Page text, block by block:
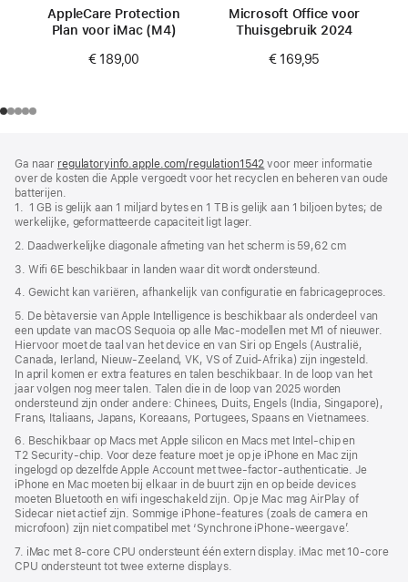
AppleCare Protection
Plan voor iMac (M4)
€ 189,00
Microsoft Office voor
Thuisgebruik 2024
€ 169,95
Ga naar regulatoryinfo.apple.com/regulation1542 (wordt
in
venster
voor meer informatie
over de kosten die Apple vergoedt voor het recyclen en beheren van oude
batterijen.
1. 1 GB is gelijk aan 1 miljard bytes en 1 TB is gelijk aan 1 biljoen bytes; de
werkelijke, geformatteerde capaciteit ligt lager.
2. Daadwerkelijke diagonale afmeting van het scherm is 59,62 cm
3. Wifi 6E beschikbaar in landen waar dit wordt ondersteund.
4. Gewicht kan variëren, afhankelijk van configuratie en fabricageproces.
5. De bètaversie van Apple Intelligence is beschikbaar als onderdeel van
een update van macOS Sequoia op alle Mac-modellen met M1 of nieuwer.
Hiervoor moet de taal van het device en van Siri op Engels (Australië,
Canada, Ierland, Nieuw-Zeeland, VK, VS of Zuid-Afrika) zijn ingesteld.
In april komen er extra features en talen beschikbaar. In de loop van het
jaar volgen nog meer talen. Talen die in de loop van 2025 worden
ondersteund zijn onder andere: Chinees, Duits, Engels (India, Singapore),
Frans, Italiaans, Japans, Koreaans, Portugees, Spaans en Vietnamees.
6. Beschikbaar op Macs met Apple silicon en Macs met Intel-chip en
T2 Security-chip. Voor deze feature moet je op je iPhone en Mac zijn
ingelogd op dezelfde Apple Account met twee-factor-authenticatie. Je
iPhone en Mac moeten bij elkaar in de buurt zijn en op beide devices
moeten Bluetooth en wifi ingeschakeld zijn. Op je Mac mag AirPlay of
Sidecar niet actief zijn. Sommige iPhone-features (zoals de camera en
microfoon) zijn niet compatibel met ‘Synchrone iPhone-weergave’.
7. iMac met 8‑core CPU ondersteunt één extern display. iMac met 10‑core
CPU ondersteunt tot twee externe displays.